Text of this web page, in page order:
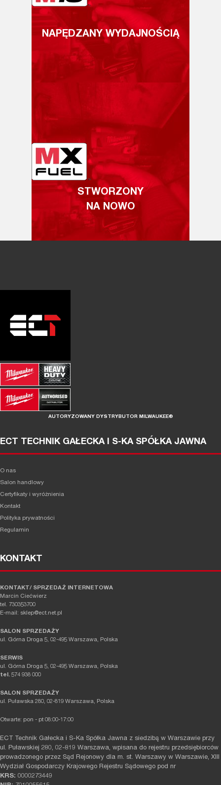
NAPĘDZANY WYDAJNOŚCIĄ
STWORZONY
NA NOWO
AUTORYZOWANY DYSTRYBUTOR MILWAUKEE®
ECT TECHNIK GAŁECKA I S-KA SPÓŁKA JAWNA
O nas
Salon handlowy
Certyfikaty i wyróżnienia
Kontakt
Polityka prywatności
Regulamin
KONTAKT
KONTAKT/ SPRZEDAŻ INTERNETOWA
Marcin Ciećwierz
tel. 730353700
E-mail: sklep@ect.net.pl
SALON SPRZEDAŻY
ul. Górna Droga 5, 02-495 Warszawa, Polska
SERWIS
ul. Górna Droga 5, 02-495 Warszawa, Polska
tel. 574 938 000
SALON SPRZEDAŻY
ul. Puławska 280, 02-819 Warszawa, Polska
Otwarte: pon - pt 08:00-17:00
ECT Technik Gałecka i S-Ka Spółka Jawna z siedzibą w Warszawie przy
ul. Puławskiej 280, 02-819 Warszawa, wpisana do rejestru przedsiębiorców
prowadzonego przez Sąd Rejonowy dla m. st. Warszawy w Warszawie, XIII
Wydział Gospodarczy Krajowego Rejestru Sądowego pod nr
KRS: 0000273449